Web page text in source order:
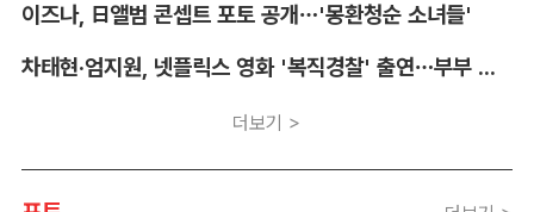
이즈나, 日앨범 콘셉트 포토 공개…'몽환청순 소녀들'
차태현·엄지원, 넷플릭스 영화 '복직경찰' 출연…부부 호흡
더보기 >